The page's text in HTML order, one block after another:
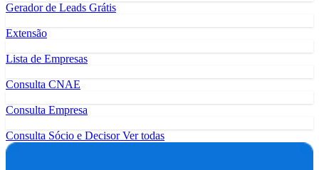
Gerador de Leads Grátis
Extensão
Lista de Empresas
Consulta CNAE
Consulta Empresa
Consulta Sócio e DecisorVer todas